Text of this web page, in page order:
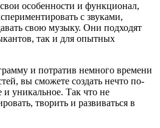
особенности и функционал,
с звуками,
свою музыку. Они подходят
так и для опытных
и потратив немного времени
вы сможете создать нечто по-
и уникальное. Так что не
творить и развиваться в